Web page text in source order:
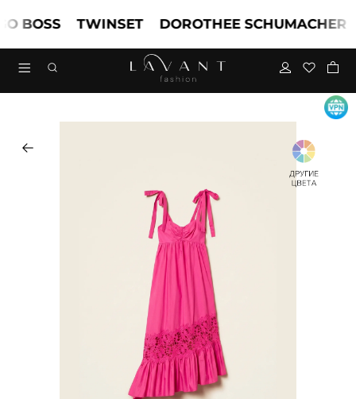
TWINSET DOROTHEE SCHUMACHER